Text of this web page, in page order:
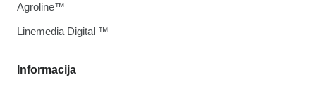
Informacija
Agroline™
Linemedia Digital ™